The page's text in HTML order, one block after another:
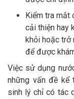
Kiểm tra mắt
cải thiện hay
khỏi hoặc trở
để được
Việc sử dụng
những vấn đề kể
sinh lý chỉ có tác